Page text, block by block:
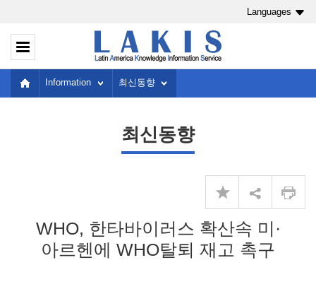
Languages
Information 최신동향
최신동향
WHO, 한타바이러스 확산속 미·
아르헨에 WHO탈퇴 재고 촉구